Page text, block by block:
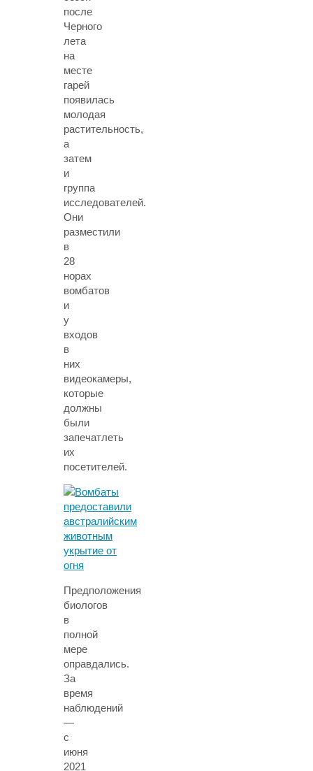
после
Черного
лета
на
месте
гарей
появилась
молодая
растительность,
а
затем
и
группа
исследователей.
Они
разместили
в
28
норах
вомбатов
и
у
входов
в
них
видеокамеры,
которые
должны
были
запечатлеть
их
посетителей.
Предположения
биологов
в
полной
мере
оправдались.
За
время
наблюдений
—
с
июня
2021